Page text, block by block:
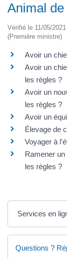
Animal
Vérifié le 11/05/
(Première ministre)
Avoir un
Avoir un
les règles ?
Avoir un
les règles ?
Avoir un
Élevage de
Voyager à
Ramener
les règles ?
Services en
Questions ?